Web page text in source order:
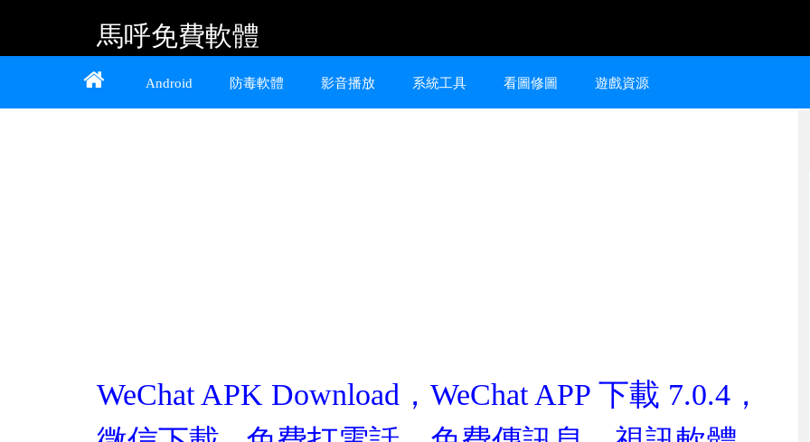
Home About Contact
馬呼免費軟體
提供 Android、iOS 好用的手機應用程式及
Android 防毒軟體 影音播放 系統工具 看圖修圖 遊戲資源
WeChat APK Download，WeChat APP 下載 7.0.4，